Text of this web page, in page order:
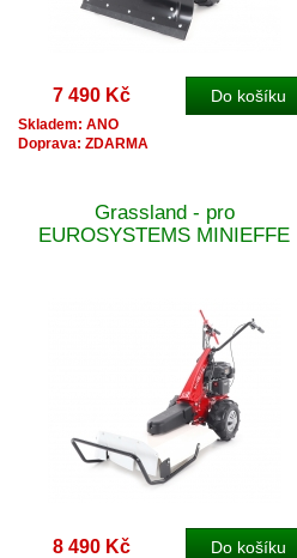
7 490 Kč
Skladem: ANO
Doprava: ZDARMA
Grassland - pro
EUROSYSTEMS MINIEFFE
8 490 Kč